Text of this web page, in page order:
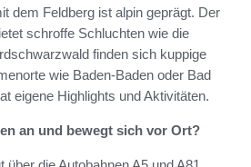
dem Feldberg ist alpin geprägt. Der
schroffe Schluchten wie die
finden sich kuppige
wie Baden-Baden oder Bad
eigene Highlights und Aktivitäten.
an und bewegt sich vor Ort?